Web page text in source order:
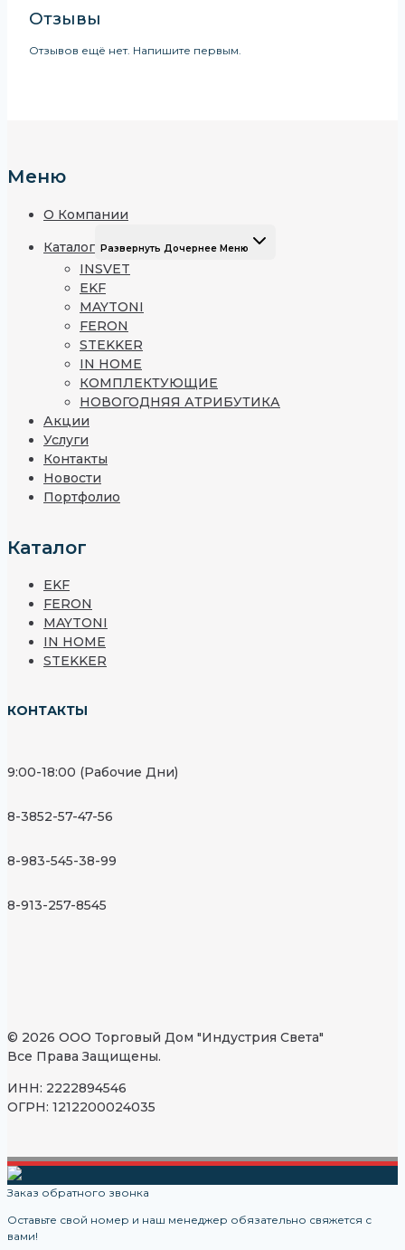
Отзывы
Отзывов ещё нет. Напишите первым.
Меню
О Компании
Каталог Развернуть Дочернее Меню
INSVET
EKF
MAYTONI
FERON
STEKKER
IN HOME
КОМПЛЕКТУЮЩИЕ
НОВОГОДНЯЯ АТРИБУТИКА
Акции
Услуги
Контакты
Новости
Портфолио
Каталог
EKF
FERON
MAYTONI
IN HOME
STEKKER
КОНТАКТЫ
9:00-18:00 (Рабочие Дни)
8-3852-57-47-56
8-983-545-38-99
8-913-257-8545
© 2026 ООО Торговый Дом "Индустрия Света"
Все Права Защищены.
ИНН: 2222894546
ОГРН: 1212200024035
Заказ обратного звонка
Оставьте свой номер и наш менеджер обязательно свяжется с
вами!